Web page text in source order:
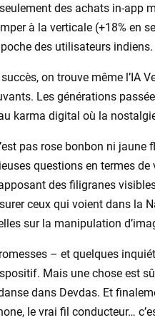
des achats in-app
à la verticale (+18% en
des utilisateurs indiens.
on trouve même l’IA
Les générations
karma digital où la
pas rose bonbon ni
questions en termes
des filigranes
ceux qui voient dans la
sur la manipulation
– et quelques
Mais une chose est
dans Devdas. Et
le vrai fil conducteur…